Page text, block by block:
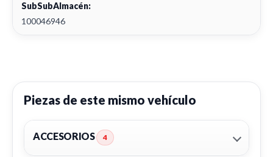
SubSubAlmacén:
100046946
Piezas de este mismo vehículo
ACCESORIOS 4